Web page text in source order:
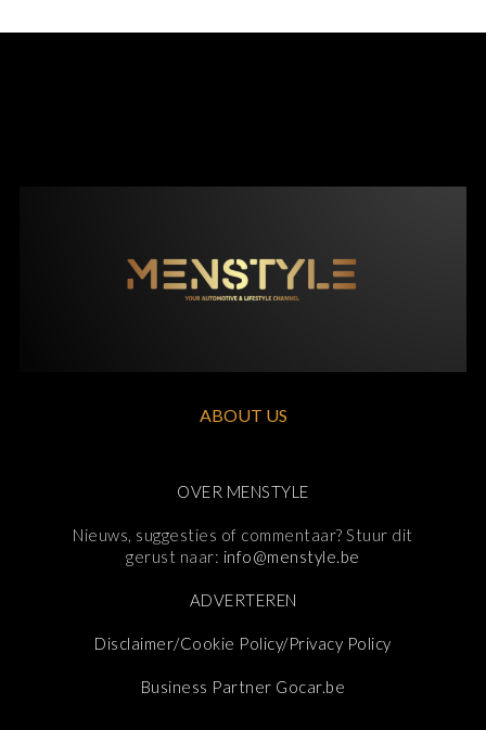
ABOUT US
OVER MENSTYLE
Nieuws, suggesties of commentaar? Stuur dit
gerust naar: info@menstyle.be
ADVERTEREN
Disclaimer/Cookie Policy/Privacy Policy
Business Partner Gocar.be